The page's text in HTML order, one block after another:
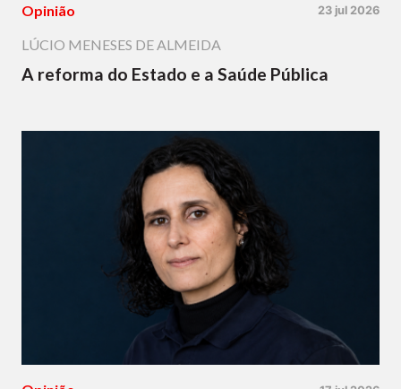
Opinião 23 jul 2026
LÚCIO MENESES DE ALMEIDA
A reforma do Estado e a Saúde Pública